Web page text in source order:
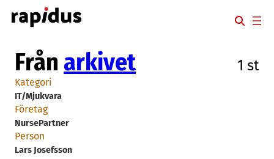
Hoppa
till
Från arkivet 1 st
Kategori
IT/Mjukvara
Företag
NursePartner
Person
Lars Josefsson